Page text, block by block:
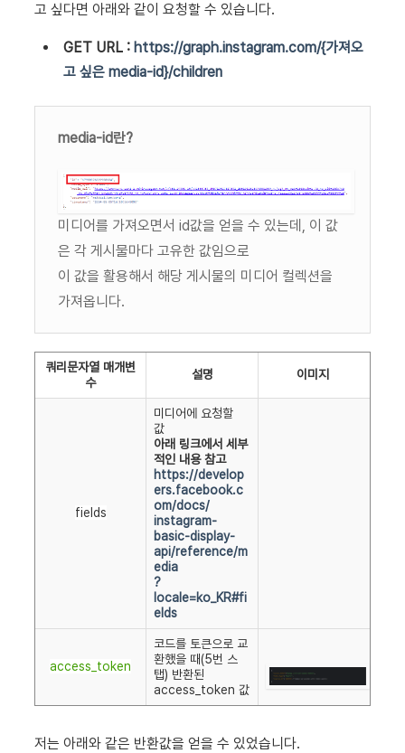
고 싶다면 아래와 같이 요청할 수 있습니다.
GET URL : https://graph.instagram.com/{가져오
고 싶은 media-id}/children
media-id란?
미디어를 가져오면서 id값을 얻을 수 있는데, 이 값
은 각 게시물마다 고유한 값임으로
이 값을 활용해서 해당 게시물의 미디어 컬렉션을
가져옵니다.
쿼리문자열 매개변
수
설명 이미지
fields
미디어에 요청할
값
아래 링크에서 세부
적인 내용 참고
https://develop
ers.facebook.c
om/docs/
instagram-
basic-display-
api/reference/m
edia
?
locale=ko_KR#fi
elds
access_token
코드를 토큰으로 교
환했을 때(5번 스
탭) 반환된
access_token 값
저는 아래와 같은 반환값을 얻을 수 있었습니다.